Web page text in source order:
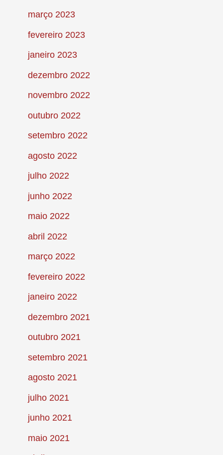
março 2023
fevereiro 2023
janeiro 2023
dezembro 2022
novembro 2022
outubro 2022
setembro 2022
agosto 2022
julho 2022
junho 2022
maio 2022
abril 2022
março 2022
fevereiro 2022
janeiro 2022
dezembro 2021
outubro 2021
setembro 2021
agosto 2021
julho 2021
junho 2021
maio 2021